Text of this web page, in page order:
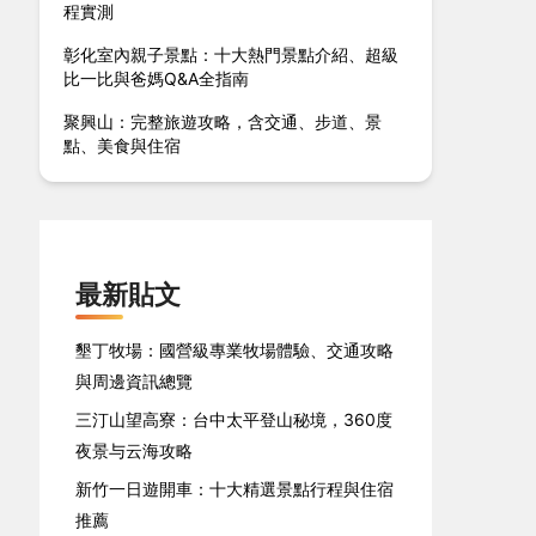
程實測
彰化室內親子景點：十大熱門景點介紹、超級
比一比與爸媽Q&A全指南
聚興山：完整旅遊攻略，含交通、步道、景
點、美食與住宿
最新貼文
墾丁牧場：國營級專業牧場體驗、交通攻略
與周邊資訊總覽
三汀山望高寮：台中太平登山秘境，360度
夜景与云海攻略
新竹一日遊開車：十大精選景點行程與住宿
推薦